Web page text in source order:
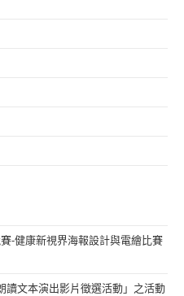
-健康新視界海報設計與電繪比賽
讀文本演出影片徵選活動」之活動